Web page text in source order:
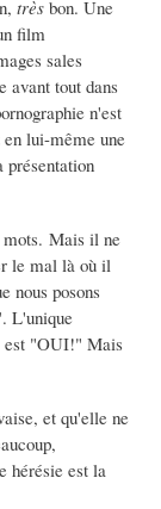
très bon. Une
film
sales
avant tout dans
n'est
en lui-même une
présentation
mots. Mais il ne
le mal là où il
nous posons
L'unique
est "OUI!" Mais
et qu'elle ne
hérésie est la